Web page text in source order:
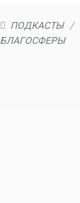
ПОДКАСТЫ/
БЛАГОСФЕРЫ